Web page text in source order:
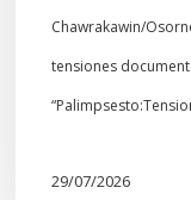
Chawrakawin/
tensiones
29/07/2026